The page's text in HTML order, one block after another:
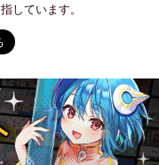
しています。